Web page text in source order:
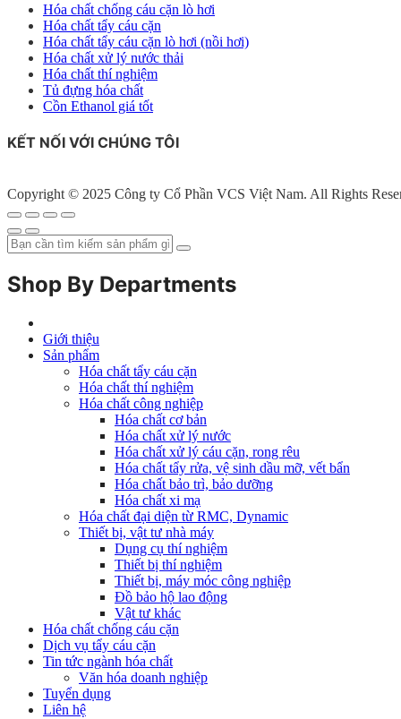
Hóa chất chống cáu cặn lò hơi
Hóa chất tẩy cáu cặn
Hóa chất tẩy cáu cặn lò hơi (nồi hơi)
Hóa chất xử lý nước thải
Hóa chất thí nghiệm
Tủ đựng hóa chất
Cồn Ethanol giá tốt
KẾT NỐI VỚI CHÚNG TÔI
Copyright © 2025 Công ty Cổ Phần VCS Việt Nam. All Rights
Shop By Departments
Giới thiệu
Sản phẩm
Hóa chất tẩy cáu cặn
Hóa chất thí nghiệm
Hóa chất công nghiệp
Hóa chất cơ bản
Hóa chất xử lý nước
Hóa chất xử lý cáu cặn, rong rêu
Hóa chất tẩy rửa, vệ sinh dầu mỡ, vết bẩn
Hóa chất bảo trì, bảo dưỡng
Hóa chất xi mạ
Hóa chất đại diện từ RMC, Dynamic
Thiết bị, vật tư nhà máy
Dụng cụ thí nghiệm
Thiết bị thí nghiệm
Thiết bị, máy móc công nghiệp
Đồ bảo hộ lao động
Vật tư khác
Hóa chất chống cáu cặn
Dịch vụ tẩy cáu cặn
Tin tức ngành hóa chất
Văn hóa doanh nghiệp
Tuyển dụng
Liên hệ